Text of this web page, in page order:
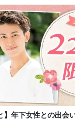
】年下女性との出会